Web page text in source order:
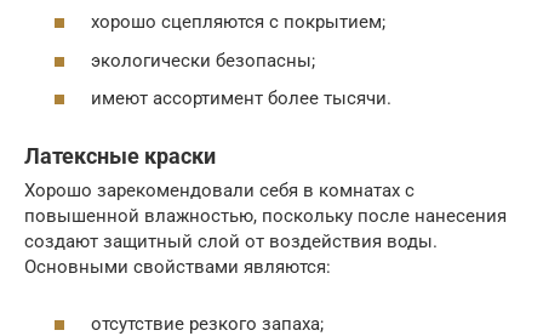
хорошо сцепляются с покрытием;
экологически безопасны;
имеют ассортимент более тысячи.
Латексные краски
Хорошо зарекомендовали себя в комнатах с
повышенной влажностью, поскольку после нанесения
создают защитный слой от воздействия воды.
Основными свойствами являются:
отсутствие резкого запаха;